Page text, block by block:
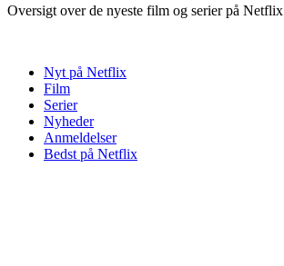
Oversigt over de nyeste film og serier på Netflix
Nyt på Netflix
Film
Serier
Nyheder
Anmeldelser
Bedst på Netflix